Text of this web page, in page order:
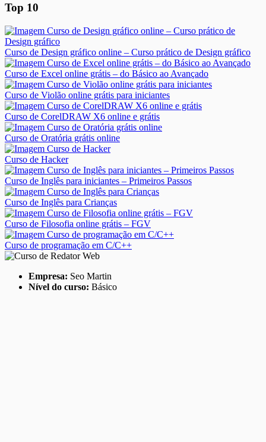
Top 10
Curso de Design gráfico online – Curso prático de Design gráfico
Curso de Excel online grátis – do Básico ao Avançado
Curso de Violão online grátis para iniciantes
Curso de CorelDRAW X6 online e grátis
Curso de Oratória grátis online
Curso de Hacker
Curso de Inglês para iniciantes – Primeiros Passos
Curso de Inglês para Crianças
Curso de Filosofia online grátis – FGV
Curso de programação em C/C++
Empresa: Seo Martin
Nível do curso: Básico